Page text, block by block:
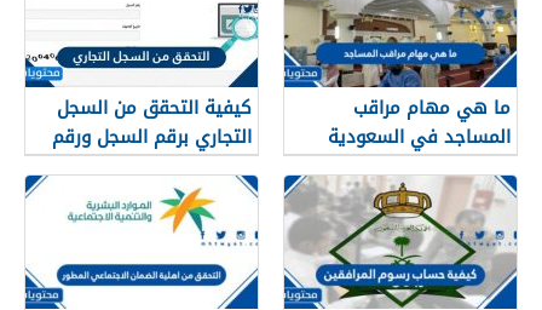
ما هي مهام مراقب
المساجد في السعودية
1448
كيفية التحقق من السجل
التجاري برقم السجل ورقم
الهوية 1448